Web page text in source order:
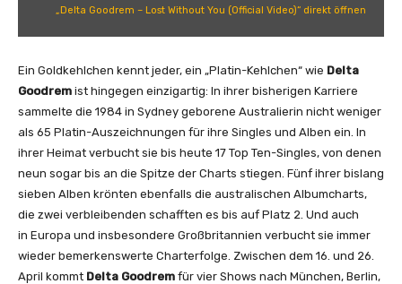
e
m
–
L
o
s
t
W
i
t
h
„Delta Goodrem – Lost Without You (Official Video)“ direkt öffnen
Ein Goldkehlchen kennt jeder, ein „Platin-Kehlchen“ wie Delta
Goodrem ist hingegen einzigartig: In ihrer bisherigen Karriere
sammelte die 1984 in Sydney geborene Australierin nicht weniger
als 65 Platin-Auszeichnungen für ihre Singles und Alben ein. In
ihrer Heimat verbucht sie bis heute 17 Top Ten-Singles, von denen
neun sogar bis an die Spitze der Charts stiegen. Fünf ihrer bislang
sieben Alben krönten ebenfalls die australischen Albumcharts,
die zwei verbleibenden schafften es bis auf Platz 2. Und auch
in Europa und insbesondere Großbritannien verbucht sie immer
wieder bemerkenswerte Charterfolge. Zwischen dem 16. und 26.
April kommt Delta Goodrem für vier Shows nach München, Berlin,